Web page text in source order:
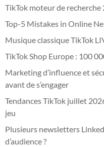
TikTok moteur de recherche
Top-5 Mistakes in Online
Musique classique TikTok
TikTok Shop Europe : 100
Marketing d’influence et
avant de s’engager
Tendances TikTok juillet
jeu
Plusieurs newsletters
d’audience ?